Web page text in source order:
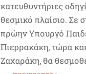
κατευθυντήριες
θεσμικό πλαίσιο. Σε
πρώην Υπουργό
Πιερρακάκη, τώρα
Ζαχαράκη, θα